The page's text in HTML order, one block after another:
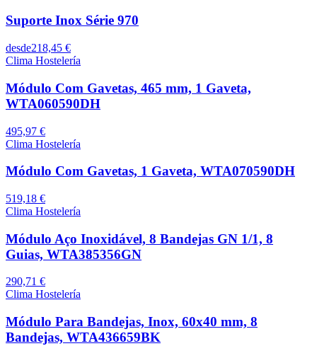
Suporte Inox Série 970
desde218,45 €
Clima Hostelería
Módulo Com Gavetas, 465 mm, 1 Gaveta,
WTA060590DH
495,97 €
Clima Hostelería
Módulo Com Gavetas, 1 Gaveta, WTA070590DH
519,18 €
Clima Hostelería
Módulo Aço Inoxidável, 8 Bandejas GN 1/1, 8
Guias, WTA385356GN
290,71 €
Clima Hostelería
Módulo Para Bandejas, Inox, 60x40 mm, 8
Bandejas, WTA436659BK